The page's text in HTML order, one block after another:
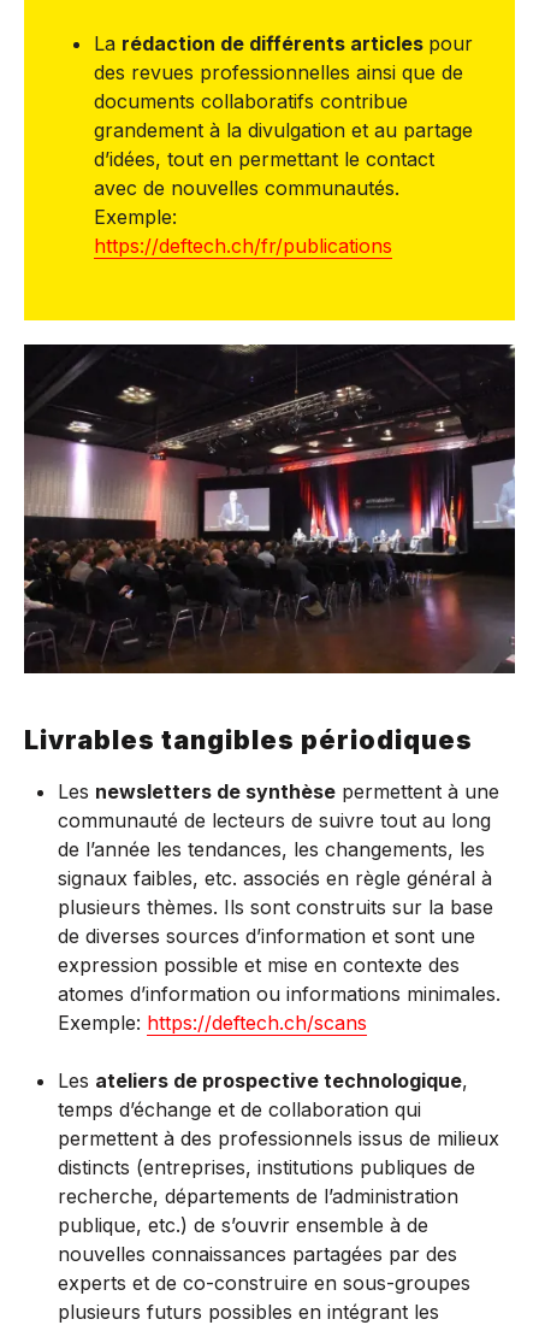
La rédaction de différents articles pour
des revues professionnelles ainsi que de
documents collaboratifs contribue
grandement à la divulgation et au partage
d’idées, tout en permettant le contact
avec de nouvelles communautés.
Exemple:
https://deftech.ch/fr/publications
Livrables tangibles périodiques
Les newsletters de synthèse permettent à une
communauté de lecteurs de suivre tout au long
de l’année les tendances, les changements, les
signaux faibles, etc. associés en règle général à
plusieurs thèmes. Ils sont construits sur la base
de diverses sources d’information et sont une
expression possible et mise en contexte des
atomes d’information ou informations minimales.
Exemple: https://deftech.ch/scans
Les ateliers de prospective technologique,
temps d’échange et de collaboration qui
permettent à des professionnels issus de milieux
distincts (entreprises, institutions publiques de
recherche, départements de l’administration
publique, etc.) de s’ouvrir ensemble à de
nouvelles connaissances partagées par des
experts et de co-construire en sous-groupes
plusieurs futurs possibles en intégrant les